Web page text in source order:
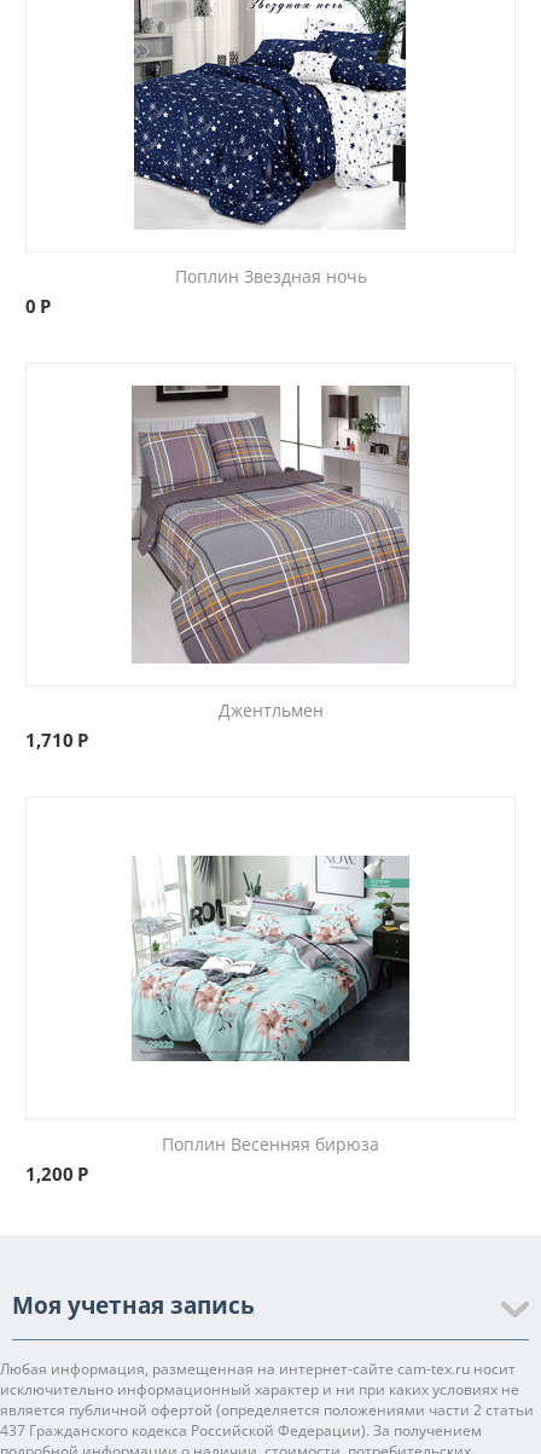
Поплин Звездная ночь
0 Р
Джентльмен
1,710 Р
Поплин Весенняя бирюза
1,200 Р
Моя учетная запись
Любая информация, размещенная на интернет-сайте cam-tex.ru носит
исключительно информационный характер и ни при каких условиях не
является публичной офертой (определяется положениями части 2 статьи
437 Гражданского кодекса Российской Федерации). За получением